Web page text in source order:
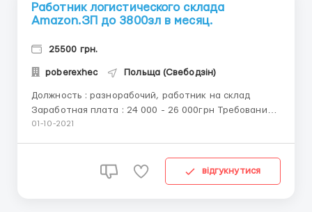
Работник логистического склада
Amazon.ЗП до 3800зл в месяц.
25500 грн.
poberexhec Польща (Свебодзін)
Должность : разнорабочий, работник на склад
Заработная плата : 24 000 - 26 000грн Требования:
мужчины и женщины до 55 - 57 лет Обязанности:
Детальнее о вакансии и работодателе AMAZON
01-10-2021
відгукнутися